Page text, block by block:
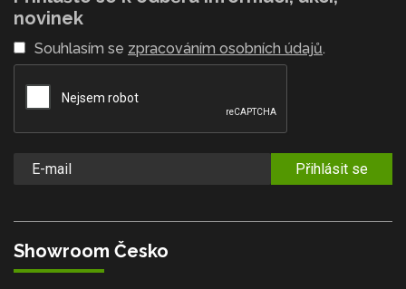
novinek
Souhlasím se zpracováním osobních údajů.
Přihlásit se
Showroom Česko